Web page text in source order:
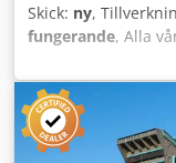
Skick: ny,
fungerande, Alla
omfattas av 1 års
vibrerande sikt
gruvdrift, sand och
fukt från